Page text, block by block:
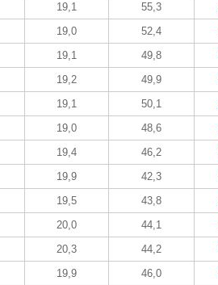
19,1 55,3
19,0 52,4
19,1 49,8
19,2 49,9
19,1 50,1
19,0 48,6
19,4 46,2
19,9 42,3
19,5 43,8
20,0 44,1
20,3 44,2
19,9 46,0